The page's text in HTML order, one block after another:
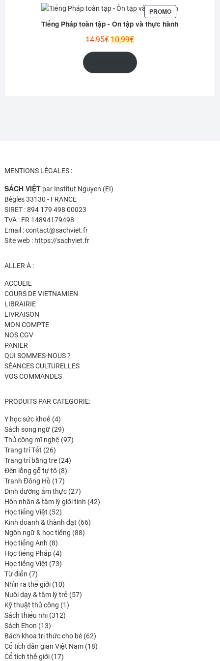
PROMOPRODUIT
EN
PROMOTION
Tiếng Pháp toàn tập - Ôn tập và thực hành
14,95€Le
10,99€Le
actuel
est :
MENTIONS LÉGALES :
SÁCH VIỆTpar Institut Nguyen (EI)
Bègles 33130 - FRANCE
SIRET : 894 179 498 00023
TVA : FR 14894179498
Email : contact@sachviet.fr
Site web : https://sachviet.fr
ALLER À :
ACCUEIL
COURS DE VIETNAMIEN
LIBRAIRIE
LIVRAISON
MON COMPTE
NOS CGV
PANIER
QUI SOMMES-NOUS ?
SÉANCES CULTURELLES
VOS COMMANDES
PRODUITS PAR CATEGORIE:
Y học sức khoẻ 44
produits
Sách song ngữ 2929
produits
Thủ công mĩ nghệ 9797
Trang trí Tết 2626
produits
Trang trí bằng tre 2424
Đèn lồng gỗ tự tô 88
produits
Tranh Đông Hồ 1717
produits
Dinh dưỡng ẩm thực 2727
produits
Hôn nhân & tâm lý giới tính 4242
Học tiếng Việt 5252
produits
Kinh doanh & thành đạt 6666
Ngôn ngữ & học tiếng 8888
Học tiếng Anh 88
produits
Học tiếng Pháp 44
produits
Học tiếng Việt 7373
Từ điển 77
produits
Nhìn ra thế giới 1010
produits
Nuôi dạy & tâm lý trẻ 5757
Kỹ thuật thủ công 11
Sách thiếu nhi 312312
Sách Ehon 1313
produits
Bách khoa tri thức cho bé 6262
produits
Cổ tích dân gian Việt Nam 1818
Cổ tích thế giới 1717